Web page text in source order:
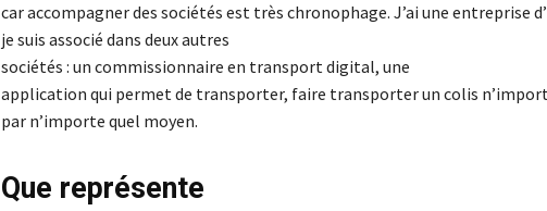
car accompagner des sociétés est très chronophage. J’ai une entreprise
je suis associé dans deux autres
sociétés : un commissionnaire en transport digital, une
application qui permet de transporter, faire transporter un colis
par n’importe quel moyen.
Que représente